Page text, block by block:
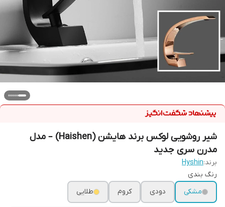
شیر روشویی لوکس برند هایشن (Haishen) – مدل
مدرن سری جدید
برند:Hyshin
رنگ بندی
مشکی
دودی کروم طلایی